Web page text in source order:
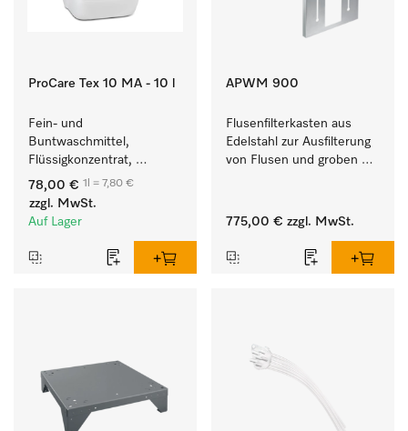
ProCare Tex 10 MA - 10 l
Fein- und
Buntwaschmittel,
Flüssigkonzentrat,
mildalkalisch, 10 l zur
Reinigung von
Buntwäsche und
78,00 € 1l = 7,80 €
zzgl. MwSt.
Auf Lager
APWM 900
Flusenfilterkasten aus
Edelstahl zur Ausfilterung
von Flusen und groben
775,00 € zzgl. MwSt.